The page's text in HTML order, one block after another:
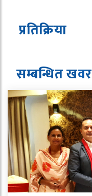
प्रतिक्रिया
सम्बन्धित खवर